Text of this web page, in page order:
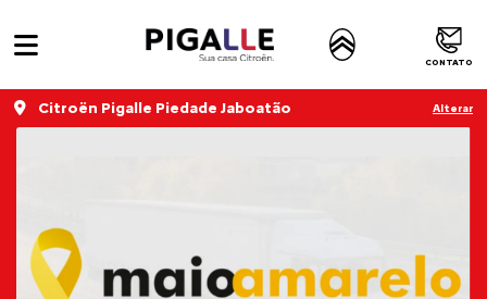
CONTATO
Citroën Pigalle Piedade Jaboatão Alterar